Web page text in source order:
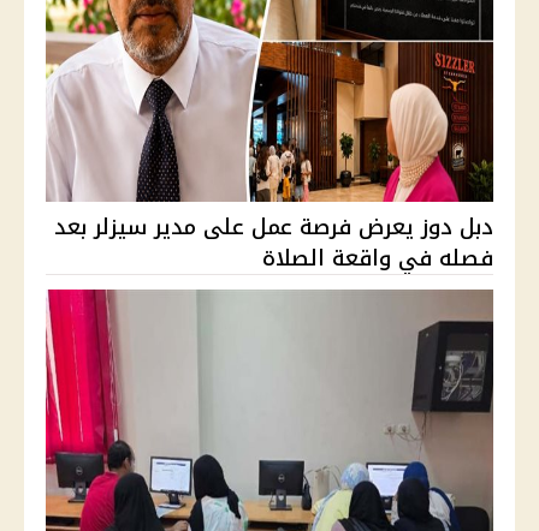
دبل دوز يعرض فرصة عمل على مدير سيزلر بعد
فصله في واقعة الصلاة